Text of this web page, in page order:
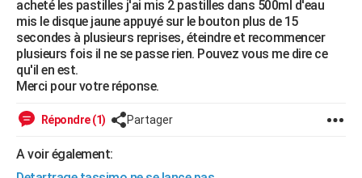
Destinations
Voyage nature
Voyage de noces
PHOTO
GUIDES D'ACHAT
Carte de Noël
Carte Bonne année
Carte Saint-Valentin
Carte Pâques
Carte d'anniversaire
DICTIONNAIRE
acheté les pastilles j'ai mis 2 pastilles dans 500ml d'eau
mis le disque jaune appuyé sur le bouton plus de 15
secondes à plusieurs reprises, éteindre et recommencer
plusieurs fois il ne se passe rien. Pouvez vous me dire ce
qu'il en est.
Merci pour votre réponse.
Répondre (1) Partager
A voir également: